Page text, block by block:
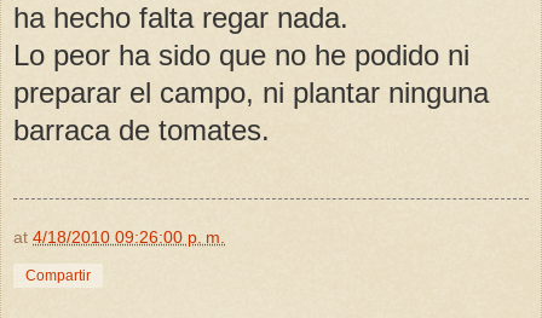
ha hecho falta regar nada.
Lo peor ha sido que no he podido ni
preparar el campo, ni plantar ninguna
barraca de tomates.
at 4/18/2010 09:26:00 p. m.
Compartir